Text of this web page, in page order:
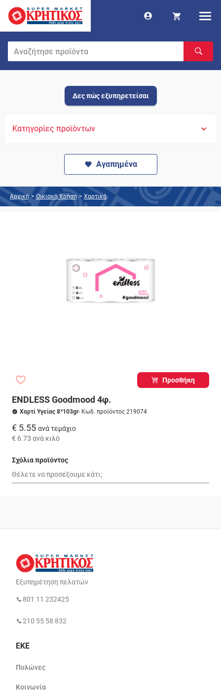
Δες πώς εξυπηρετείσαι
Κατηγορίες προϊόντων
Αγαπημένα
Αρχική > Οικιακή Χρήση > Χαρτικά
Προσθήκη
ENDLESS Goodmood 4φ.
Χαρτί Υγείας 8*103gr- Κωδ. προϊόντος 219074
€ 5.55 ανά τεμάχιο
€ 6.73 ανά κιλό
Σχόλια προϊόντος
Εξυπηρέτηση πελατών
801 11 232425
210 55 58 832
ΕΚΕ
Πυλώνες
Κοινωνία